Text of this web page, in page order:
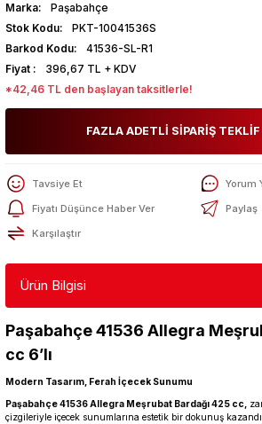
Marka
Paşabahçe
Stok Kodu
PKT-10041536S
Barkod Kodu
41536-SL-R1
Fiyat
396,67 TL + KDV
*42,46 TL den başlayan taksitlerle!
FAZLA ADETLİ SİPARİŞ TEKLİF
Tavsiye Et
Yorum
Fiyatı Düşünce Haber Ver
Paylaş
Karşılaştır
Ürün Bilgisi
Paşabahçe 41536 Allegra
cc 6’lı
Modern Tasarım, Ferah İçecek Sunumu
Paşabahçe 41536 Allegra Meşrubat Bardağı 425 cc,
çizgileriyle içecek sunumlarına estetik bir dokunuş